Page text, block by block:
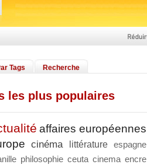
Tags Recherche
les plus populaires
affaires européennes
cinéma littérature
espagne
philosophie ceuta cinema encre